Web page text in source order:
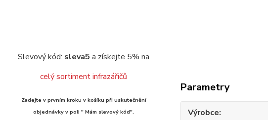
Slevový kód: sleva5 a získejte 5% na
celý sortiment infrazářičů
Zadejte v prvním kroku v košíku při uskutečnění
objednávky v poli " Mám slevový kód".
Parametry
Výrobce